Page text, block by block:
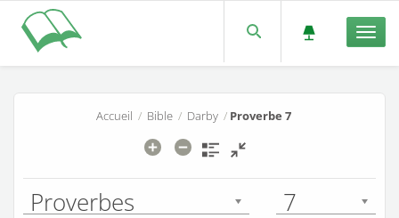
Accueil / Bible/ Darby/ Proverbe 7
Proverbes 7